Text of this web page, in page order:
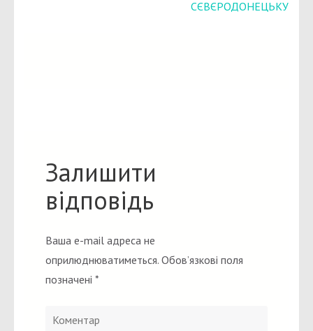
СЄВЄРОДОНЕЦЬКУ
Залишити
відповідь
Ваша e-mail адреса не
оприлюднюватиметься. Обов’язкові поля
позначені *
Коментар